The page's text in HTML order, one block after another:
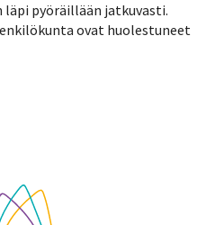
läpi pyöräillään jatkuvasti.
ovat huolestuneet